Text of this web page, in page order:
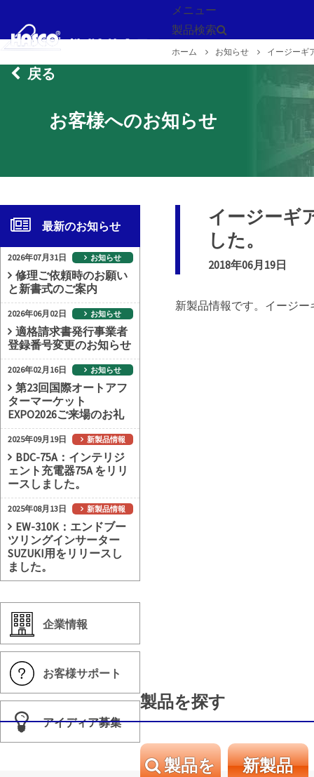
メニュー
製品検索
ホーム お知らせ イージーギ
お客様へのお知らせ
イージーギ
した。
2018年06月19日
新製品情報です。イージ
最新のお知らせ
2026年07月31日 お知らせ
修理ご依頼時のお願い
と新書式のご案内
2026年06月02日 お知らせ
適格請求書発行事業者
登録番号変更のお知らせ
2026年02月16日 お知らせ
第23回国際オートアフ
ターマーケット
EXPO2026ご来場のお礼
2025年09月19日 新製品情報
BDC-75A：インテリジ
ェント充電器75A をリリ
ースしました。
2025年08月13日 新製品情報
EW-310K：エンドブー
ツリングインサーター
SUZUKI用をリリースし
ました。
企業情報
お客様サポート
アイディア募集
製品を探す
製品を
新製品
戻る